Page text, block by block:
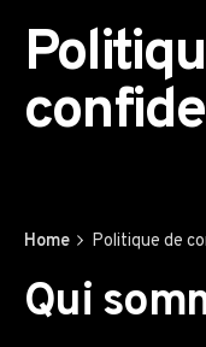
Home Politique de
Qui